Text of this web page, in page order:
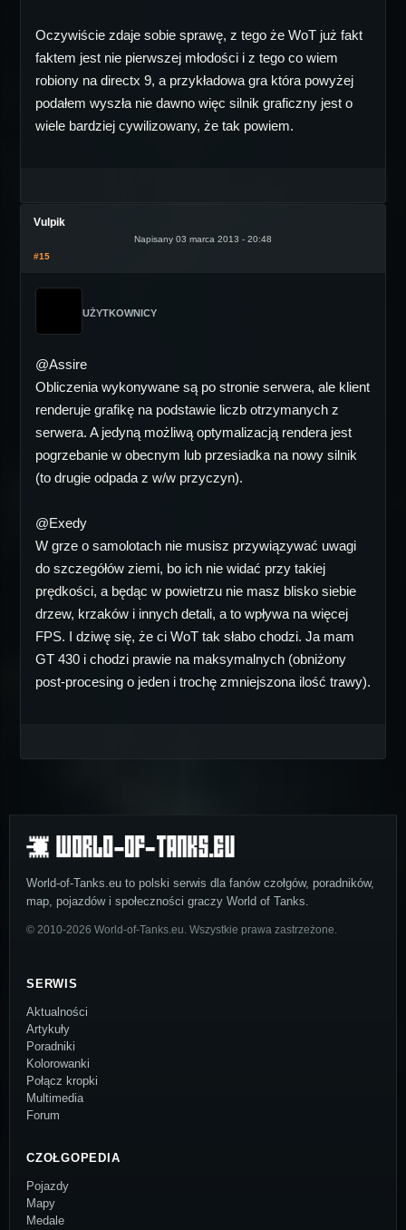
Oczywiście zdaje sobie sprawę, z tego że WoT już fakt
faktem jest nie pierwszej młodości i z tego co wiem
robiony na directx 9, a przykładowa gra która powyżej
podałem wyszła nie dawno więc silnik graficzny jest o
wiele bardziej cywilizowany, że tak powiem.
Vulpik
Napisany 03 marca 2013 - 20:48
#15
UŻYTKOWNICY
@Assire
Obliczenia wykonywane są po stronie serwera, ale klient
renderuje grafikę na podstawie liczb otrzymanych z
serwera. A jedyną możliwą optymalizacją rendera jest
pogrzebanie w obecnym lub przesiadka na nowy silnik
(to drugie odpada z w/w przyczyn).
@Exedy
W grze o samolotach nie musisz przywiązywać uwagi
do szczegółów ziemi, bo ich nie widać przy takiej
prędkości, a będąc w powietrzu nie masz blisko siebie
drzew, krzaków i innych detali, a to wpływa na więcej
FPS. I dziwę się, że ci WoT tak słabo chodzi. Ja mam
GT 430 i chodzi prawie na maksymalnych (obniżony
post-procesing o jeden i trochę zmniejszona ilość trawy).
World-of-Tanks.eu to polski serwis dla fanów czołgów, poradników,
map, pojazdów i społeczności graczy World of Tanks.
© 2010-2026 World-of-Tanks.eu. Wszystkie prawa zastrzeżone.
SERWIS
Aktualności
Artykuły
Poradniki
Kolorowanki
Połącz kropki
Multimedia
Forum
CZOŁGOPEDIA
Pojazdy
Mapy
Medale